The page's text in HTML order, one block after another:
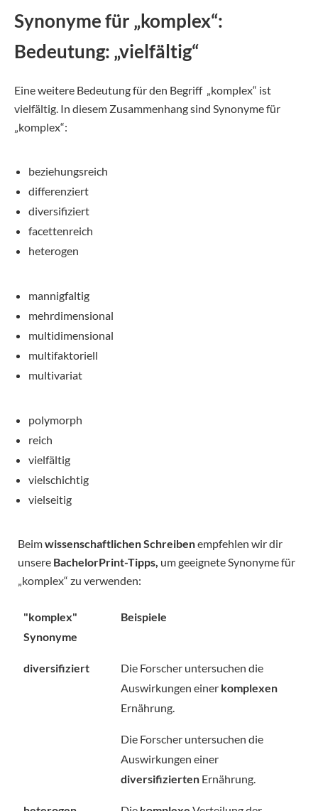
Synonyme für „komplex“:
Bedeutung: „vielfältig“
Eine weitere Bedeutung für den Begriff „komplex“ ist
vielfältig. In diesem Zusammenhang sind Synonyme für
„komplex“:
beziehungsreich
differenziert
diversifiziert
facettenreich
heterogen
mannigfaltig
mehrdimensional
multidimensional
multifaktoriell
multivariat
polymorph
reich
vielfältig
vielschichtig
vielseitig
Beimwissenschaftlichen Schreibenempfehlen wir dir
unsere BachelorPrint-Tipps, um geeignete Synonyme für
„komplex“ zu verwenden:
"komplex"
Synonyme
Beispiele
diversifiziert
Die Forscher untersuchen die
Auswirkungen einer komplexen
Ernährung.
Die Forscher untersuchen die
Auswirkungen einer
diversifizierten Ernährung.